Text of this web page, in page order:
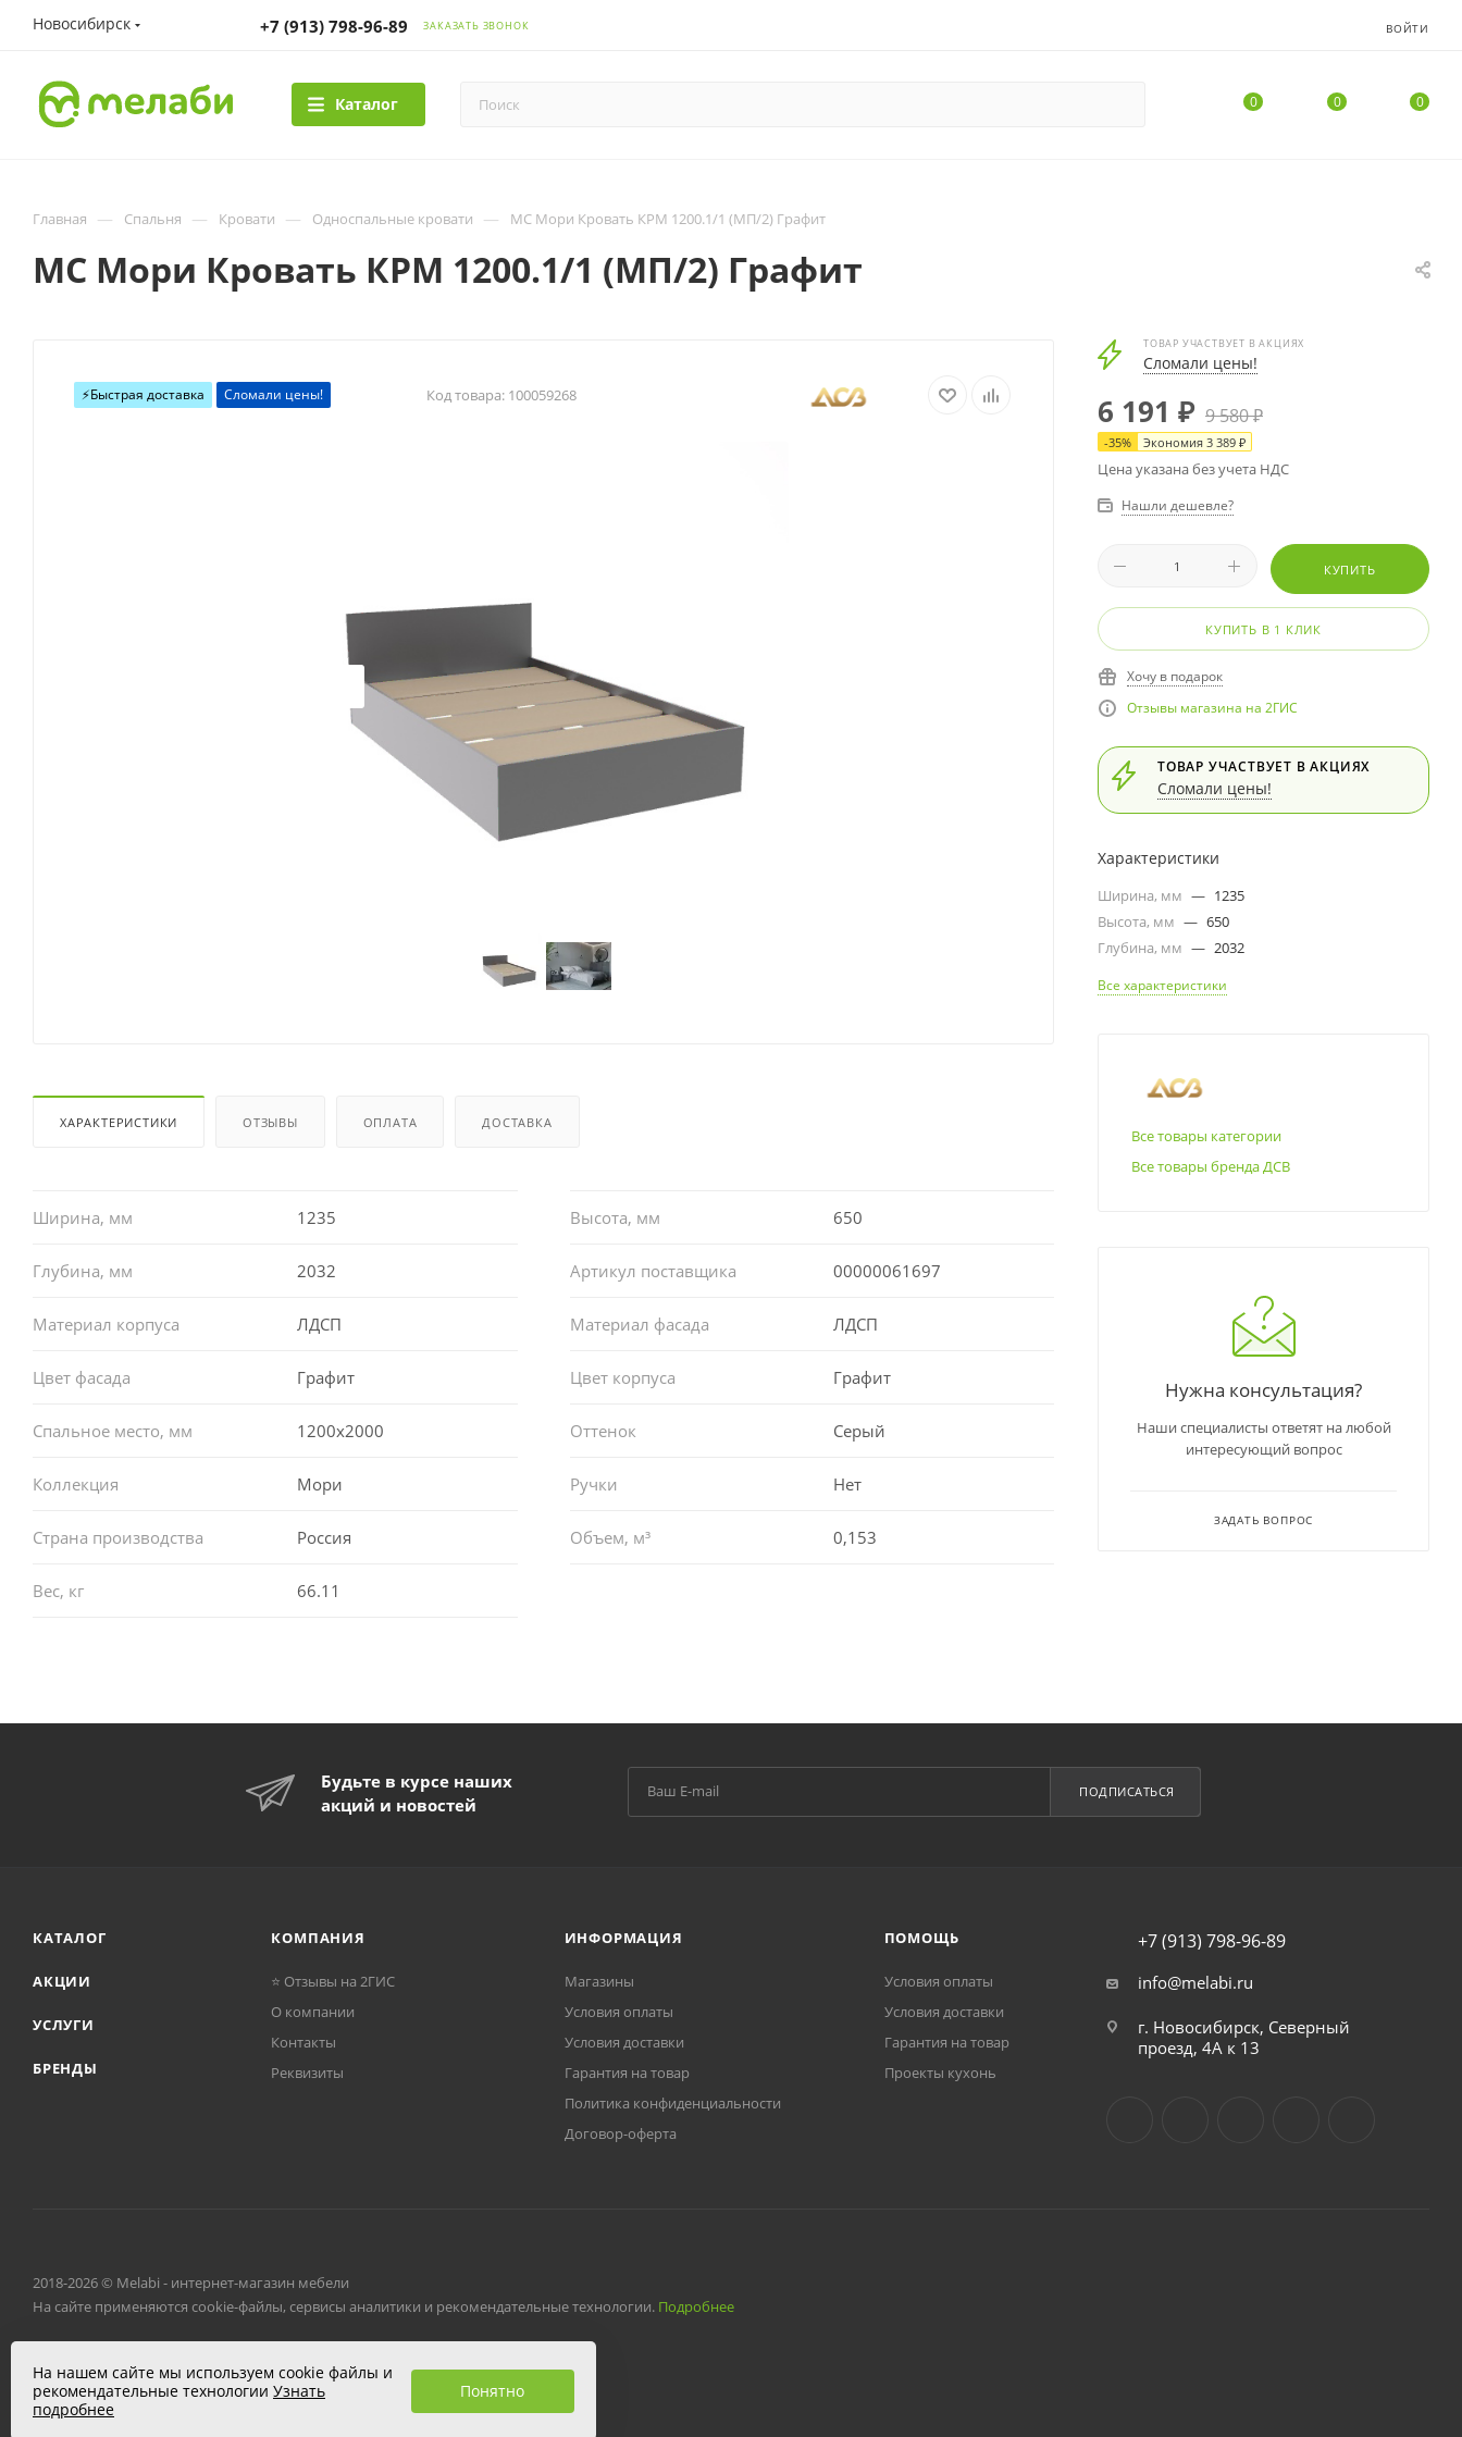
Новосибирск +7 (913) 798-96-89 ЗАКАЗАТЬ ЗВОНОК ВОЙТИ
Каталог 0 0 0
Главная — Спальня — Кровати — Односпальные кровати — МС Мори Кровать КРМ 1200.1/1 (МП/2) Графит
МС Мори Кровать КРМ 1200.1/1 (МП/2) Графит
⚡️Быстрая доставка Сломали цены! Код товара: 100059268
ХАРАКТЕРИСТИКИ ОТЗЫВЫ ОПЛАТА ДОСТАВКА
Ширина, мм 1235 Высота, мм 650
Глубина, мм 2032 Артикул поставщика 00000061697
Материал корпуса ЛДСП Материал фасада ЛДСП
Цвет фасада Графит Цвет корпуса Графит
Спальное место, мм 1200x2000 Оттенок Серый
Коллекция Мори Ручки Нет
Страна производства Россия Объем, м³ 0,153
Вес, кг 66.11
ТОВАР УЧАСТВУЕТ В АКЦИЯХ
Сломали цены!
6 191 ₽ 9 580₽
-35% Экономия 3 389 ₽
Цена указана без учета НДС
Нашли дешевле?
КУПИТЬ
КУПИТЬ В 1 КЛИК
Хочу в подарок
Отзывы магазина на 2ГИС
ТОВАР УЧАСТВУЕТ В АКЦИЯХ
Сломали цены!
Характеристики
Ширина, мм — 1235
Высота, мм — 650
Глубина, мм — 2032
Все характеристики
Все товары категории
Все товары бренда ДСВ
Нужна консультация?
Наши специалисты ответят на любой
интересующий вопрос
ЗАДАТЬ ВОПРОС
Будьте в курсе наших
акций и новостей
ПОДПИСАТЬСЯ
КАТАЛОГ
АКЦИИ
УСЛУГИ
БРЕНДЫ
КОМПАНИЯ
⭐ Отзывы на 2ГИС
О компании
Контакты
Реквизиты
ИНФОРМАЦИЯ
Магазины
Условия оплаты
Условия доставки
Гарантия на товар
Политика конфиденциальности
Договор-оферта
ПОМОЩЬ
Условия оплаты
Условия доставки
Гарантия на товар
Проекты кухонь
+7 (913) 798-96-89
info@melabi.ru
г. Новосибирск, Северный
проезд, 4А к 13
2018-2026 © Melabi - интернет-магазин мебели
На сайте применяются cookie-файлы, сервисы аналитики и рекомендательные технологии. Подробнее
На нашем сайте мы используем cookie файлы и
рекомендательные технологии Узнать
подробнее
Понятно